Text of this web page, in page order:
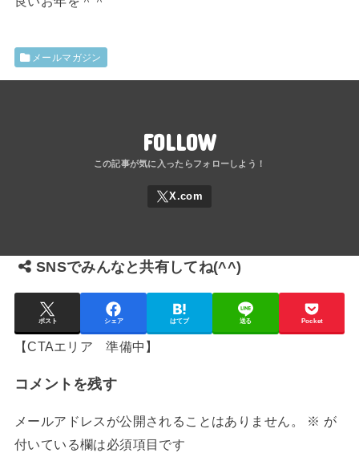
メールマガジン
FOLLOW
SNSでみんなと共有してね(^^)
ポスト シェア はてブ 送る Pocket
【CTAエリア 準備中】
コメントを残す
メールアドレスが公開されることはありません。 ※ が
付いている欄は必須項目です